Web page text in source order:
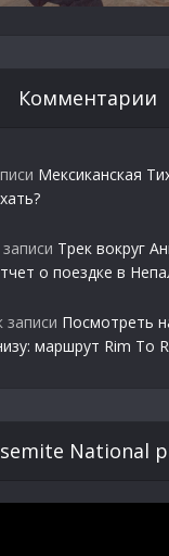
Комментарии
Мексиканская
записи Трек вокруг
о поездке в
записи Посмотреть
маршрут Rim To
National